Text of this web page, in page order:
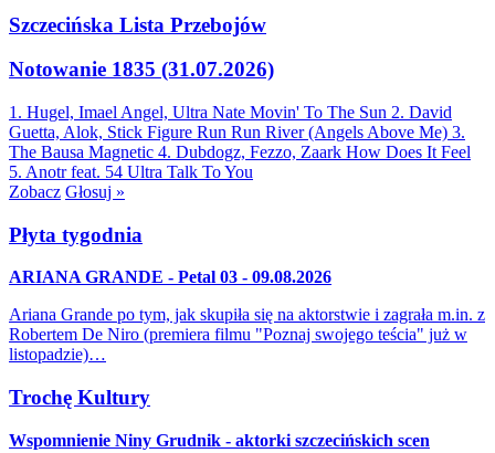
Szczecińska Lista Przebojów
Notowanie 1835 (31.07.2026)
1. Hugel, Imael Angel, Ultra Nate Movin' To The Sun 2. David
Guetta, Alok, Stick Figure Run Run River (Angels Above Me) 3.
The Bausa Magnetic 4. Dubdogz, Fezzo, Zaark How Does It Feel
5. Anotr feat. 54 Ultra Talk To You
Zobacz Głosuj »
Płyta tygodnia
ARIANA GRANDE - Petal 03 - 09.08.2026
Ariana Grande po tym, jak skupiła się na aktorstwie i zagrała m.in. z
Robertem De Niro (premiera filmu "Poznaj swojego teścia" już w
listopadzie)…
Trochę Kultury
Wspomnienie Niny Grudnik - aktorki szczecińskich scen